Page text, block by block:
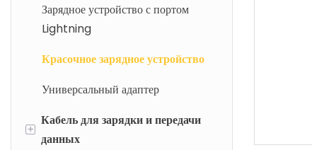
Зарядное устройство с портом
Lightning
Красочное зарядное устройство
Универсальный адаптер
+ Кабель для зарядки и передачи
данных
добавляет
защита